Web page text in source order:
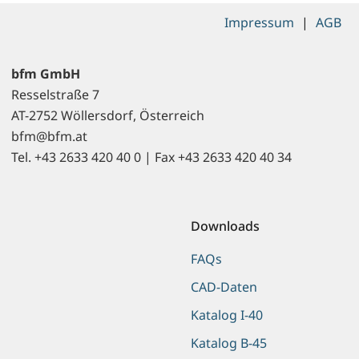
bfm GmbH
Resselstraße 7
AT-2752 Wöllersdorf, Österreich
bfm@bfm.at
Tel. +43 2633 420 40 0 | Fax +43 2633 420 40 34
Downloads
FAQs
CAD-Daten
Katalog I-40
Katalog B-45
Impressum | AGB